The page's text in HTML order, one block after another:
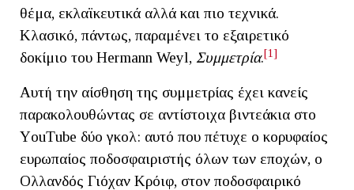
θέμα, εκλαϊκευτικά αλλά και πιο τεχνικά.
Κλασικό, πάντως, παραμένει το εξαιρετικό
δοκίμιο του Hermann Weyl, Συμμετρία.[1]
Αυτή την αίσθηση της συμμετρίας έχει κανείς
παρακολουθώντας σε αντίστοιχα βιντεάκια στο
ΥouΤube δύο γκολ: αυτό που πέτυχε ο κορυφαίος
ευρωπαίος ποδοσφαιριστής όλων των εποχών, o
Ολλανδός Γιόχαν Κρόιφ, στον ποδοσφαιρικό